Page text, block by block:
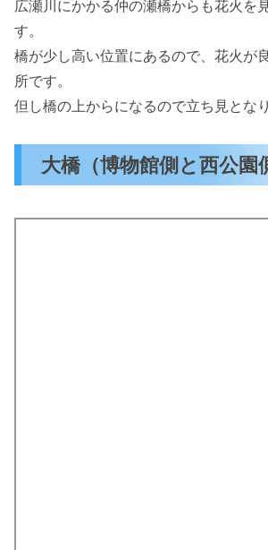
広瀬川にかかる仲の瀬橋からも花火を
す。
橋が少し高い位置にあるので、花火が
所です。
但し橋の上からになるので立ち見となり
大橋（博物館側と西公園